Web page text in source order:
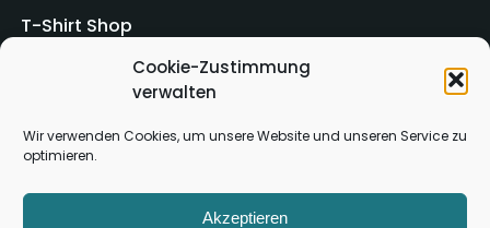
Cookie-Zustimmung
verwalten
Wir verwenden Cookies, um unsere Website und unseren Service zu
optimieren.
Akzeptieren
T-Shirt Shop
Impressum AGB